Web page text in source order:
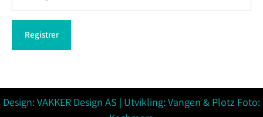
Design: VAKKER Design AS | Utvikling: Vangen & Plotz Foto: